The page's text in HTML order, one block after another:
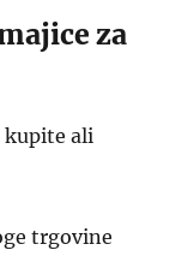
za
kupite ali
trgovine